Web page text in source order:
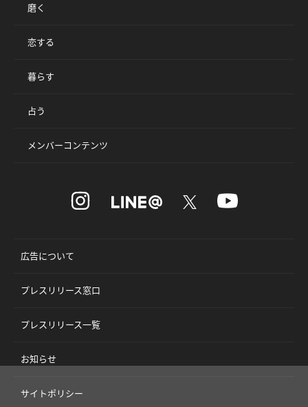
磨く
恋する
暮らす
占う
メンバーコンテンツ
広告について
プレスリリース窓口
プレスリリース一覧
お知らせ
サイトポリシー